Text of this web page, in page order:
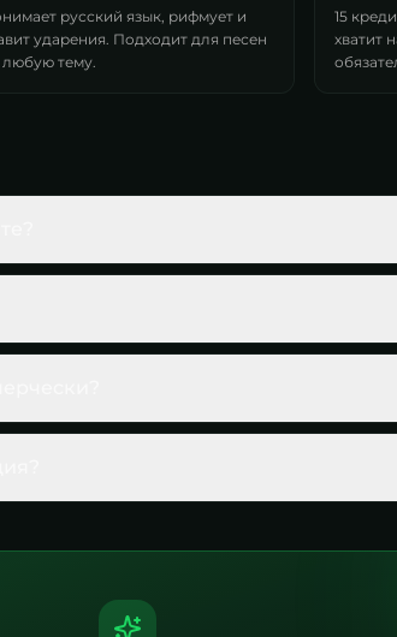
русский язык, рифмует и
ударения. Подходит для песен
любую тему.
15
хватит